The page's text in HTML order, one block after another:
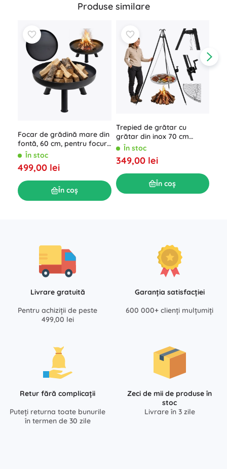
Produse similare
Focar de grădină mare din
fontă, 60 cm, pentru focuri
relaxante
În stoc
499,00 lei
În coș
Trepied de grătar cu
grătar din inox 70 cm
Kaminer
În stoc
349,00 lei
În coș
Livrare gratuită
Pentru achiziții de peste
499,00 lei
Garanția satisfacției
600 000+ clienți mulțumiți
Retur fără complicații
Puteți returna toate bunurile
în termen de 30 zile
Zeci de mii de produse în
stoc
Livrare în 3 zile